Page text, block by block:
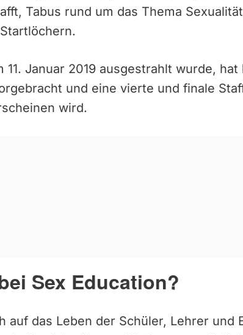
Tabus rund um das Thema
11. Januar 2019 ausgestrahlt wurde,
und eine vierte und finale
wird.
Sex Education?
auf das Leben der Schüler, Lehrer und